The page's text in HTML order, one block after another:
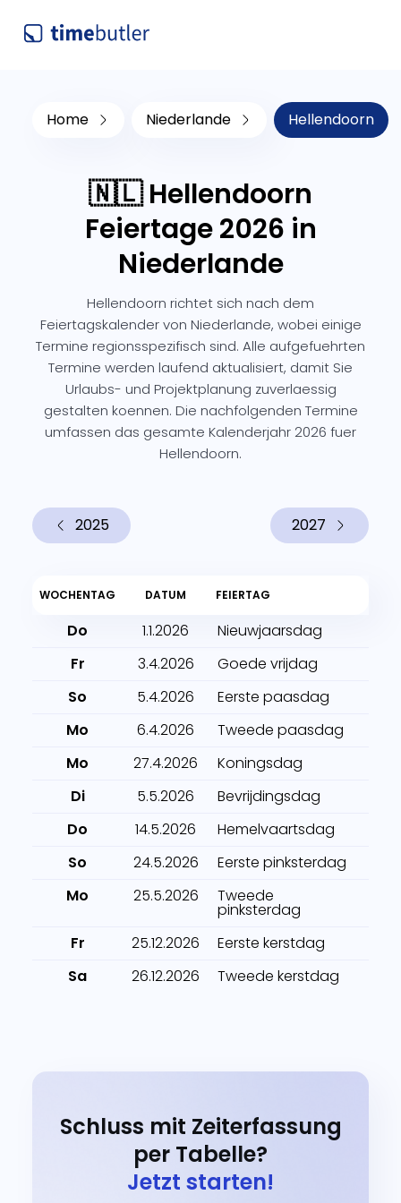
Home Niederlande Hellendoorn
🇳🇱 Hellendoorn
Feiertage 2026 in
Niederlande
Hellendoorn richtet sich nach dem
Feiertagskalender von Niederlande, wobei einige
Termine regionsspezifisch sind. Alle aufgefuehrten
Termine werden laufend aktualisiert, damit Sie
Urlaubs- und Projektplanung zuverlaessig
gestalten koennen. Die nachfolgenden Termine
umfassen das gesamte Kalenderjahr 2026 fuer
Hellendoorn.
2025 2027
WOCHENTAG DATUM FEIERTAG
Do 1.1.2026
Nieuwjaarsdag
Fr
3.4.2026
Goede vrijdag
So
5.4.2026
Eerste paasdag
Mo
6.4.2026
Tweede paasdag
Mo
27.4.2026
Koningsdag
Di
5.5.2026
Bevrijdingsdag
Do
14.5.2026
Hemelvaartsdag
So
24.5.2026
Eerste pinksterdag
Mo
25.5.2026 Tweede
pinksterdag
Fr
25.12.2026
Eerste kerstdag
Sa
26.12.2026 Tweede kerstdag
Schluss mit Zeiterfassung
per Tabelle?
Jetzt starten!